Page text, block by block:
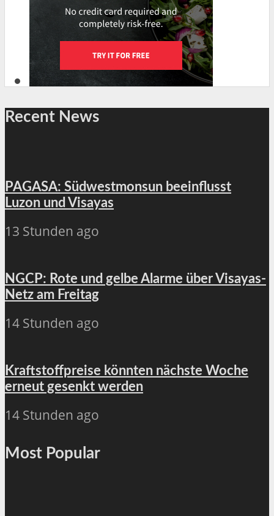
Recent News
PAGASA: Südwestmonsun beeinflusst
Luzon und Visayas
13 Stunden ago
NGCP: Rote und gelbe Alarme über Visayas-
Netz am Freitag
14 Stunden ago
Kraftstoffpreise könnten nächste Woche
erneut gesenkt werden
14 Stunden ago
Most Popular